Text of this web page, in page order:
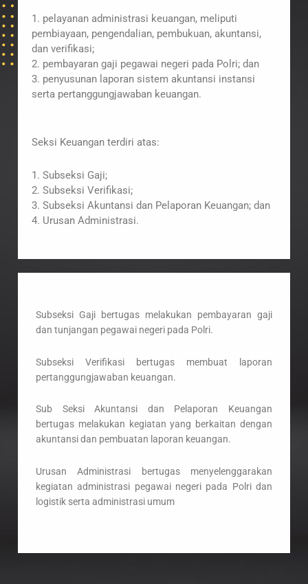
1. pelayanan administrasi keuangan, meliputi
pembiayaan, pengendalian, pembukuan, akuntansi,
dan verifikasi;
2. pembayaran gaji pegawai negeri pada Polri; dan
3. penyusunan laporan sistem akuntansi instansi
serta pertanggungjawaban keuangan.
Seksi Keuangan terdiri atas:
1. Subseksi Gaji;
2. Subseksi Verifikasi;
3. Subseksi Akuntansi dan Pelaporan Keuangan; dan
4. Urusan Administrasi.
Subseksi Gaji bertugas melakukan pembayaran gaji
dan tunjangan pegawai negeri pada Polri.
Subseksi Verifikasi bertugas membuat laporan
pertanggungjawaban keuangan.
Sub Seksi Akuntansi dan Pelaporan Keuangan
bertugas melakukan kegiatan yang berkaitan dengan
akuntansi dan pembuatan laporan keuangan.
Urusan Administrasi bertugas menyelenggarakan
kegiatan administrasi pegawai negeri pada Polri dan
logistik serta administrasi umum